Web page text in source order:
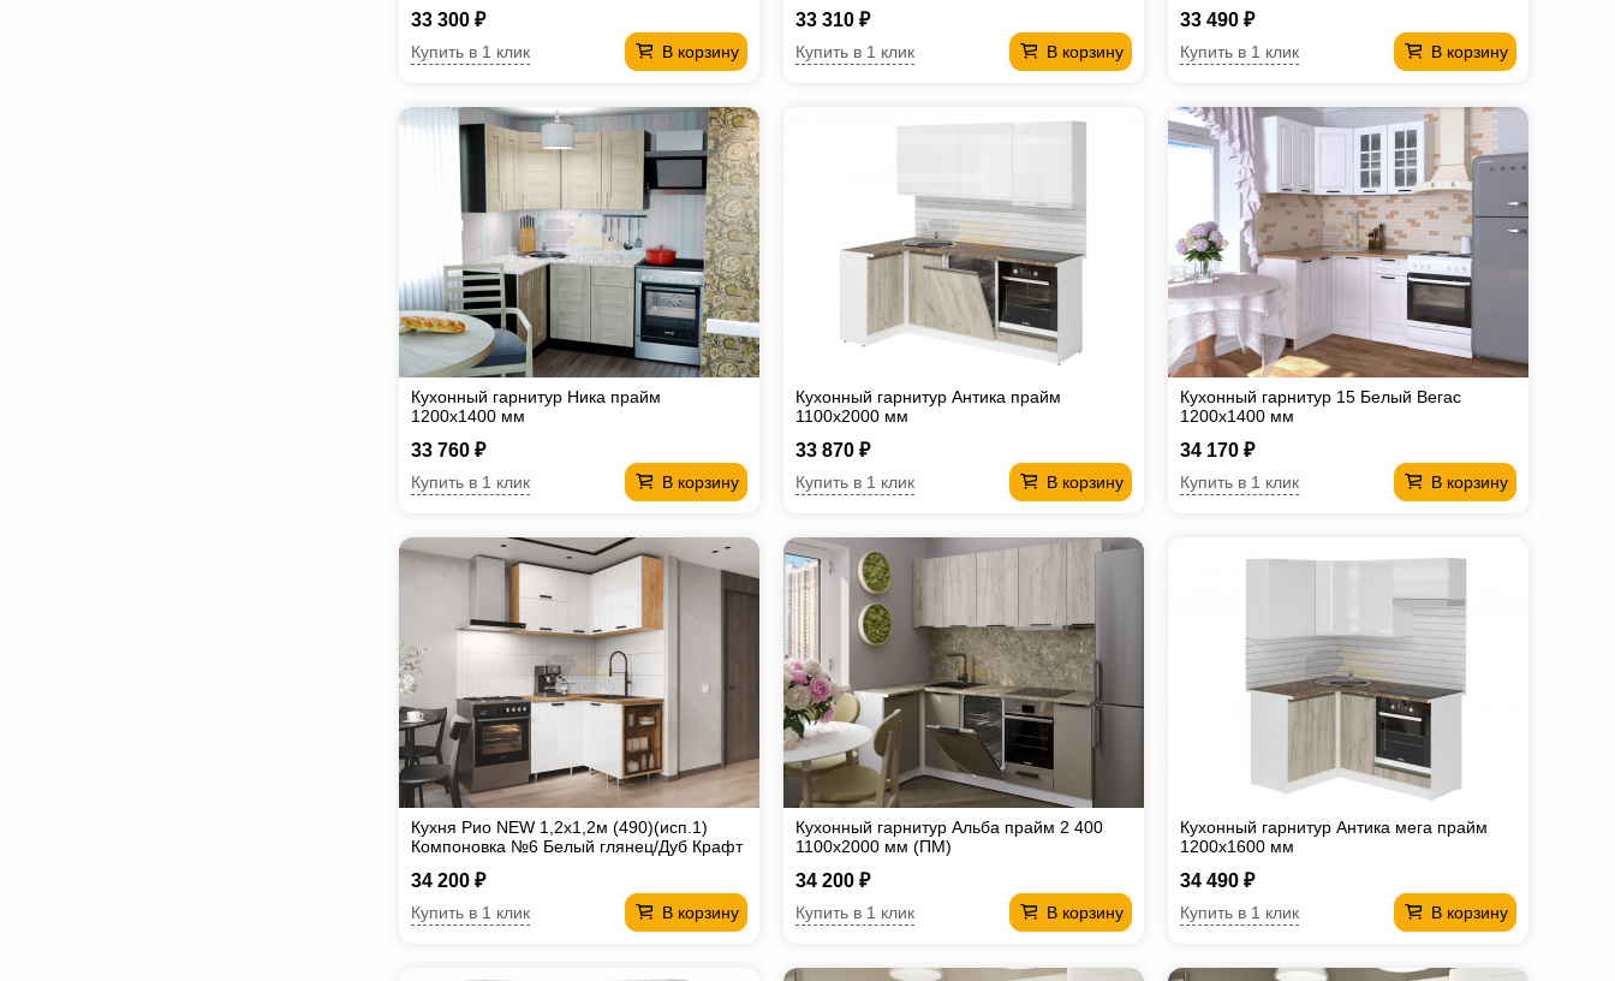
33 300 ₽
В корзину
Купить в 1 клик
33 310 ₽
В корзину
Купить в 1 клик
33 490 ₽
В корзину
Купить в 1 клик
Кухонный гарнитур Ника прайм
1200х1400 мм
33 760 ₽
В корзину
Купить в 1 клик
Кухонный гарнитур Антика прайм
1100х2000 мм
33 870 ₽
В корзину
Купить в 1 клик
Кухонный гарнитур 15 Белый Вегас
1200х1400 мм
34 170 ₽
В корзину
Купить в 1 клик
Кухня Рио NEW 1,2х1,2м (490)(исп.1)
Компоновка №6 Белый глянец/Дуб Крафт
34 200 ₽
В корзину
Купить в 1 клик
Кухонный гарнитур Альба прайм 2 400
1100х2000 мм (ПМ)
34 200 ₽
В корзину
Купить в 1 клик
Кухонный гарнитур Антика мега прайм
1200х1600 мм
34 490 ₽
В корзину
Купить в 1 клик